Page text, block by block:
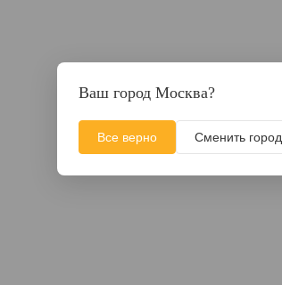
Ваш город Москва?
Все верно Сменить город